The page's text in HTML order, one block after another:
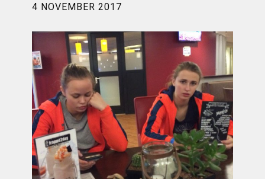
4 NOVEMBER 2017